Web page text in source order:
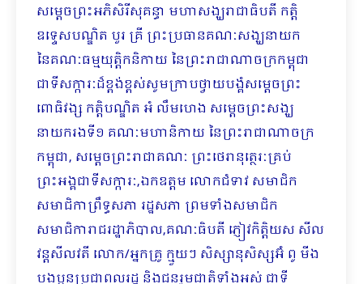
សម្ដេចព្រះអភិសិរីសុគន្ធា មហាសង្ឃរាជាធិបតី កត្តិ
ឧទ្ទេសបណ្ឌិត បួរ គ្រី ព្រះប្រធានគណៈសង្ឃនាយក
នៃគណៈធម្មយុត្តិកនិ​កាយ នៃព្រះរាជាណាចក្រកម្ពុជា
ជាទីសក្ការៈ​ដ៏ខ្ពង់ខ្ពស់សូមក្រាបថ្វាយបង្គំសម្ដេចព្រះ
ពោធិវង្ស កត្តិបណ្ឌិត​ អំ លឹមហេង សម្ដេចព្រះសង្ឃ
នាយករងទី១ គណៈមហានិកាយ នៃព្រះរាជាណាចក្រ
កម្ពុជា, សម្ដេចព្រះរាជាគណៈ ព្រះថេរានុត្ថេរៈគ្រប់
ព្រះអង្គជាទីសក្ការៈ,​ឯកឧត្តម លោកជំទាវ សមាជិក
សមាជិកាព្រឹទ្ធសភា រដ្ឋសភា ព្រមទាំងសមាជិក
សមាជិការាជរដ្ឋាភិបាល,គណៈធិបតី ភ្ញៀវកិត្តិយស សីល
វន្តសីលវតី លោក/អ្នកគ្រូ ក្មួយៗ សិស្សានុសិស្សអ៊ំ ពូ មីង
បងប្អូនប្រជាពលរដ្ឋ ​និងជនរួមជាតិទាំងអស់​ ជាទី